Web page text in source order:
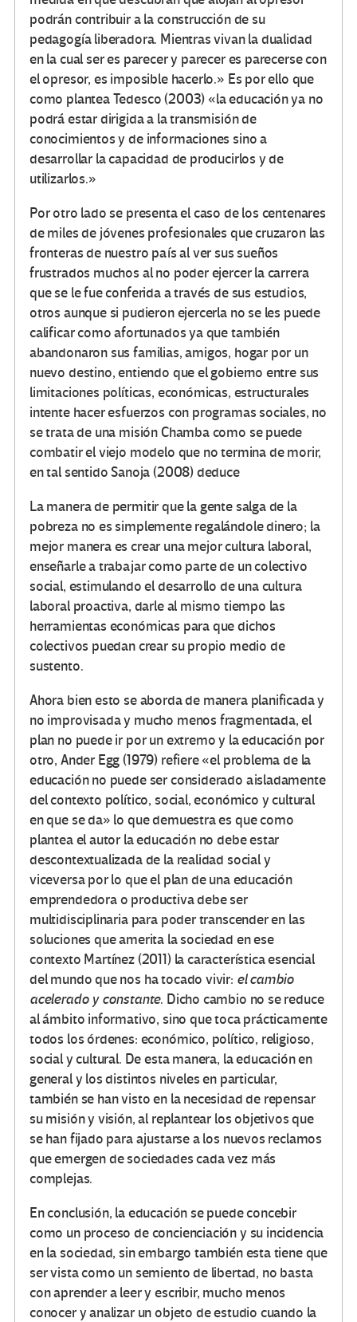
podrán contribuir a la construcción de su
pedagogía liberadora. Mientras vivan la dualidad
en la cual ser es parecer y parecer es parecerse con
el opresor, es imposible hacerlo.» Es por ello que
como plantea Tedesco (2003) «la educación ya no
podrá estar dirigida a la transmisión de
conocimientos y de informaciones sino a
desarrollar la capacidad de producirlos y de
utilizarlos.»
Por otro lado se presenta el caso de los centenares
de miles de jóvenes profesionales que cruzaron las
fronteras de nuestro país al ver sus sueños
frustrados muchos al no poder ejercer la carrera
que se le fue conferida a través de sus estudios,
otros aunque si pudieron ejercerla no se les puede
calificar como afortunados ya que también
abandonaron sus familias, amigos, hogar por un
nuevo destino, entiendo que el gobierno entre sus
limitaciones políticas, económicas, estructurales
intente hacer esfuerzos con programas sociales, no
se trata de una misión Chamba como se puede
combatir el viejo modelo que no termina de morir,
en tal sentido Sanoja (2008) deduce
La manera de permitir que la gente salga de la
pobreza no es simplemente regalándole dinero; la
mejor manera es crear una mejor cultura laboral,
enseñarle a trabajar como parte de un colectivo
social, estimulando el desarrollo de una cultura
laboral proactiva, darle al mismo tiempo las
herramientas económicas para que dichos
colectivos puedan crear su propio medio de
sustento.
Ahora bien esto se aborda de manera planificada y
no improvisada y mucho menos fragmentada, el
plan no puede ir por un extremo y la educación por
otro, Ander Egg (1979) refiere «el problema de la
educación no puede ser considerado aisladamente
del contexto político, social, económico y cultural
en que se da» lo que demuestra es que como
plantea el autor la educación no debe estar
descontextualizada de la realidad social y
viceversa por lo que el plan de una educación
emprendedora o productiva debe ser
multidisciplinaria para poder transcender en las
soluciones que amerita la sociedad en ese
contexto Martínez (2011) la característica esencial
del mundo que nos ha tocado vivir: el cambio
acelerado y constante. Dicho cambio no se reduce
al ámbito informativo, sino que toca prácticamente
todos los órdenes: económico, político, religioso,
social y cultural. De esta manera, la educación en
general y los distintos niveles en particular,
también se han visto en la necesidad de repensar
su misión y visión, al replantear los objetivos que
se han fijado para ajustarse a los nuevos reclamos
que emergen de sociedades cada vez más
complejas.
En conclusión, la educación se puede concebir
como un proceso de concienciación y su incidencia
en la sociedad, sin embargo también esta tiene que
ser vista como un semiento de libertad, no basta
con aprender a leer y escribir, mucho menos
conocer y analizar un objeto de estudio cuando la